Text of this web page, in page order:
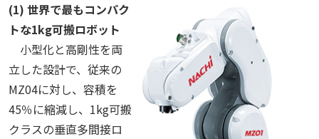
(1) 世界で最もコンパク
トな1kg可搬ロボット
小型化と高剛性を両
立した設計で、従来の
MZ04に対し、容積を
45％に縮減し、1kg可搬
クラスの垂直多間接ロ